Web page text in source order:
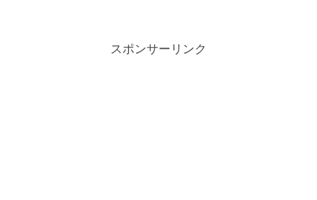
スポンサーリンク